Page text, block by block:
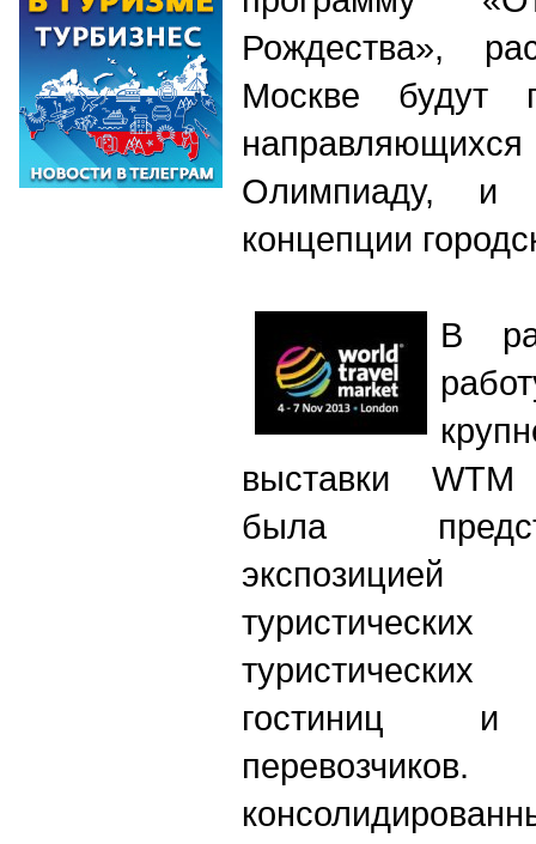
Рождества»,
Москве будут
Олимпиаду, и
концепции
В
выставки WTM
была
гостиниц и